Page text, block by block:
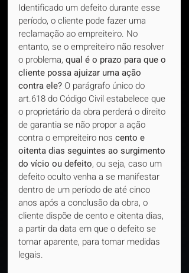
Identificado um defeito durante esse
período, o cliente pode fazer uma
reclamação ao empreiteiro. No
entanto, se o empreiteiro não resolver
o problema, qual é o prazo para que o
cliente possa ajuizar uma ação
contra ele? O parágrafo único do
art.618 do Código Civil estabelece que
o proprietário da obra perderá o direito
de garantia se não propor a ação
contra o empreiteiro nos cento e
oitenta dias seguintes ao surgimento
do vício ou defeito, ou seja, caso um
defeito oculto venha a se manifestar
dentro de um período de até cinco
anos após a conclusão da obra, o
cliente dispõe de cento e oitenta dias,
a partir da data em que o defeito se
tornar aparente, para tomar medidas
legais.